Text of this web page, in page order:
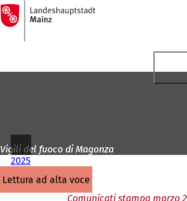
Vai al contenuto
Alla
pagina
iniziale
Vigili del fuoco di Magonza
2025
lettura ad alta voce
Comunicati stampa marzo